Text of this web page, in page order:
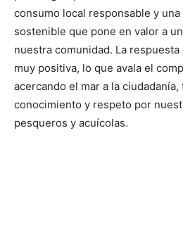
consumo local responsable y
sostenible que pone en valor a
nuestra comunidad. La
muy positiva, lo que avala el
acercando el mar a la
conocimiento y respeto por
pesqueros y acuícolas.